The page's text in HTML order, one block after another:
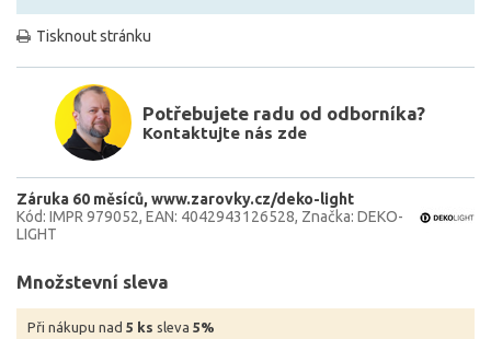
Tisknout stránku
Potřebujete radu od odborníka?
Kontaktujte nás zde
Záruka 60 měsíců www.zarovky.cz/deko-light
Kód: IMPR 979052 EAN: 4042943126528 Značka: DEKO-
LIGHT
Množstevní sleva
Při nákupu nad 5 ks sleva 5%